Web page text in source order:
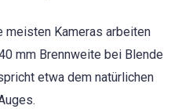
meisten Kameras arbeiten
mm Brennweite bei Blende
etwa dem natürlichen